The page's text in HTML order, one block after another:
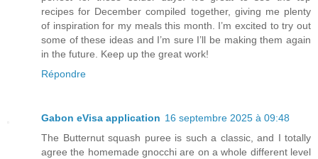
recipes for December compiled together, giving me plenty
of inspiration for my meals this month. I’m excited to try out
some of these ideas and I’m sure I’ll be making them again
in the future. Keep up the great work!
Répondre
Gabon eVisa application 16 septembre 2025 à 09:48
The Butternut squash puree is such a classic, and I totally
agree the homemade gnocchi are on a whole different level